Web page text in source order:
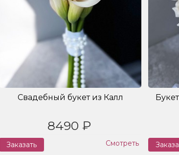
Свадебный букет из Калл
8490 ₽
Заказать Смотреть